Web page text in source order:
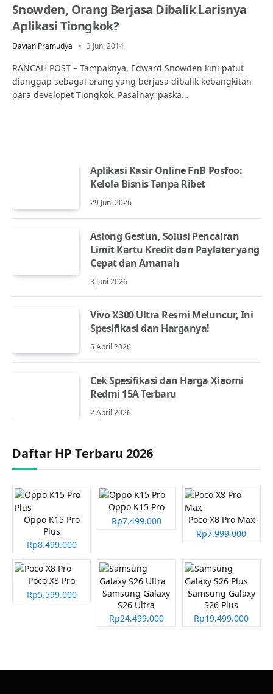
Snowden, Orang Berjasa Dibalik Larisnya
Aplikasi Tiongkok?
Davian Pramudya 3 Juni 2014
RANCAH POST – Tampaknya, Edward Snowden kini patut
dianggap sebagai orang yang berjasa dibalik kebangkitan
para developet Tiongkok. Pasalnay, paska…
Aplikasi Kasir Online FnB Posfoo:
Kelola Bisnis Tanpa Ribet
29 Juni 2026
Asiong Gestun, Solusi Pencairan
Limit Kartu Kredit dan Paylater yang
Cepat dan Amanah
3 Juni 2026
Vivo X300 Ultra Resmi Meluncur, Ini
Spesifikasi dan Harganya!
5 April 2026
Cek Spesifikasi dan Harga Xiaomi
Redmi 15A Terbaru
2 April 2026
Daftar HP Terbaru 2026
Oppo K15 Pro
Plus
Rp8.499.000
Oppo K15 Pro
Rp7.499.000
Poco X8 Pro Max
Rp7.999.000
Poco X8 Pro
Rp5.599.000
Samsung Galaxy
S26 Ultra
Rp24.499.000
Samsung Galaxy
S26 Plus
Rp19.499.000